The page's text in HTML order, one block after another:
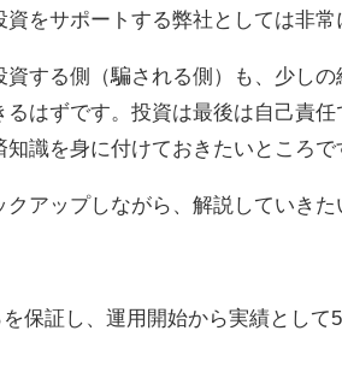
をサポートする弊社としては非常
する側（騙される側）も、少しの
はずです。投資は最後は自己責
識を身に付けておきたいところで
アップしながら、解説していきた
保証し、運用開始から実績として